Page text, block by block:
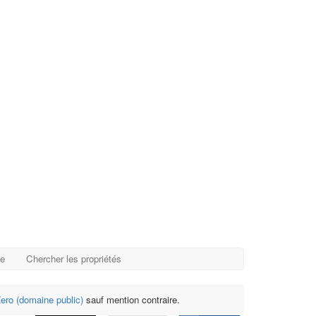
Chercher les propriétés
(domaine public) sauf mention contraire.